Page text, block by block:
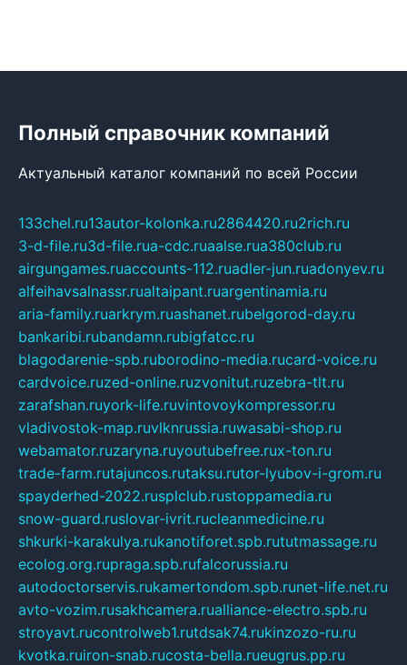
Полный справочник компаний
Актуальный каталог компаний по всей России
133chel.ru13autor-kolonka.ru2864420.ru2rich.ru
3-d-file.ru3d-file.rua-cdc.ruaalse.rua380club.ru
airgungames.ruaccounts-112.ruadler-jun.ruadonyev.ru
alfeihavsalnassr.rualtaipant.ruargentinamia.ru
aria-family.ruarkrym.ruashanet.rubelgorod-day.ru
bankaribi.rubandamn.rubigfatcc.ru
blagodarenie-spb.ruborodino-media.rucard-voice.ru
cardvoice.ruzed-online.ruzvonitut.ruzebra-tlt.ru
zarafshan.ruyork-life.ruvintovoykompressor.ru
vladivostok-map.ruvlknrussia.ruwasabi-shop.ru
webamator.ruzaryna.ruyoutubefree.rux-ton.ru
trade-farm.rutajuncos.rutaksu.rutor-lyubov-i-grom.ru
spayderhed-2022.rusplclub.rustoppamedia.ru
snow-guard.ruslovar-ivrit.rucleanmedicine.ru
shkurki-karakulya.rukanotiforet.spb.rututmassage.ru
ecolog.org.rupraga.spb.rufalcorussia.ru
autodoctorservis.rukamertondom.spb.runet-life.net.ru
avto-vozim.rusakhcamera.rualliance-electro.spb.ru
stroyavt.rucontrolweb1.rutdsak74.rukinzozo-ru.ru
kvotka.ruiron-snab.rucosta-bella.rueugrus.pp.ru